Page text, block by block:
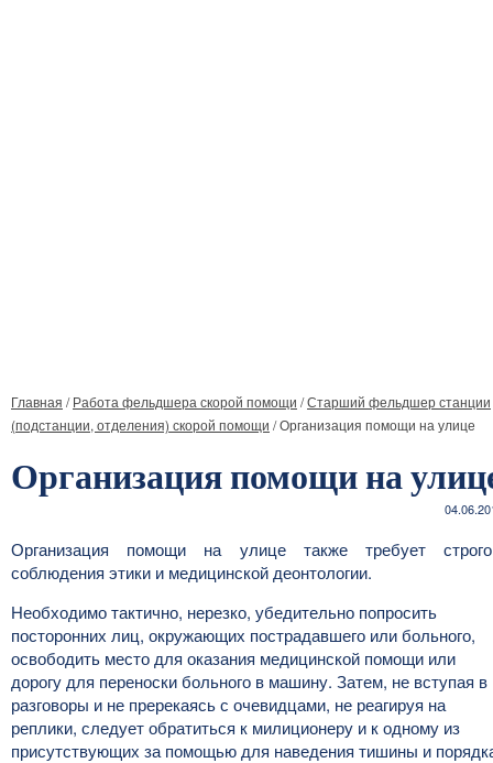
Главная /Работа фельдшера скорой помощи /Старший фельдшер станции
(подстанции, отделения) скорой помощи /Организация помощи на улице
Организация помощи на
Организация помощи на улице также требует
соблюдения этики и медицинской деонтологии.
Необходимо тактично, нерезко, убедительно попросить
посторонних лиц, окружающих пострадавшего или больного,
освободить место для оказания медицинской помощи или
дорогу для переноски больного в машину. Затем, не вступая в
разговоры и не пререкаясь с очевидцами, не реагируя на
реплики, следует обратиться к милиционеру и к одному из
присутствующих за помощью для наведения тишины и